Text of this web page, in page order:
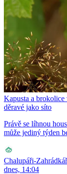
Kapusta a
děravé jako síto
Právě se líhnou
může jediný týden
Chalupáři-
dnes, 14:04